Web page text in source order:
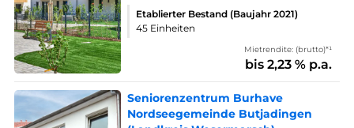
Etablierter Bestand (Baujahr 2021)
45 Einheiten
Mietrendite: (brutto)*¹
bis 2,23 % p.a.
Seniorenzentrum Burhave
Nordseegemeinde Butjadingen